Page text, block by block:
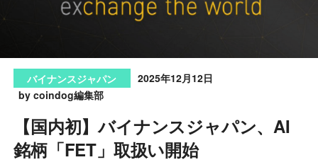
バイナンスジャパン
2025年12月12日
by coindog編集部
【国内初】バイナンスジャパン、AI
銘柄「FET」取扱い開始